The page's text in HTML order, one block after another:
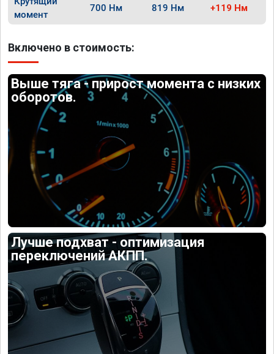
момент
700 Нм 819 Нм +119 Нм
Включено в стоимость:
Выше тяга - прирост момента с низких
оборотов.
Лучше подхват - оптимизация
переключений АКПП.